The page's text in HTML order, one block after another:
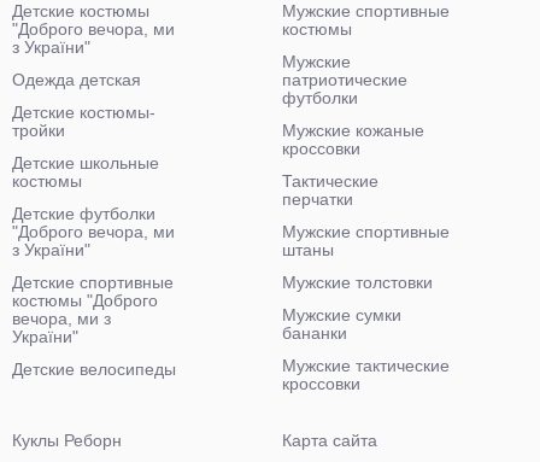
Детские костюмы
"Доброго вечора, ми
з України"
Одежда детская
Детские костюмы-
тройки
Детские школьные
костюмы
Детские футболки
"Доброго вечора, ми
з України"
Детские спортивные
костюмы "Доброго
вечора, ми з
України"
Детские велосипеды
Мужские спортивные
костюмы
Мужские
патриотические
футболки
Мужские кожаные
кроссовки
Тактические
перчатки
Мужские спортивные
штаны
Мужские толстовки
Мужские сумки
бананки
Мужские тактические
кроссовки
Куклы Реборн
Карта сайта